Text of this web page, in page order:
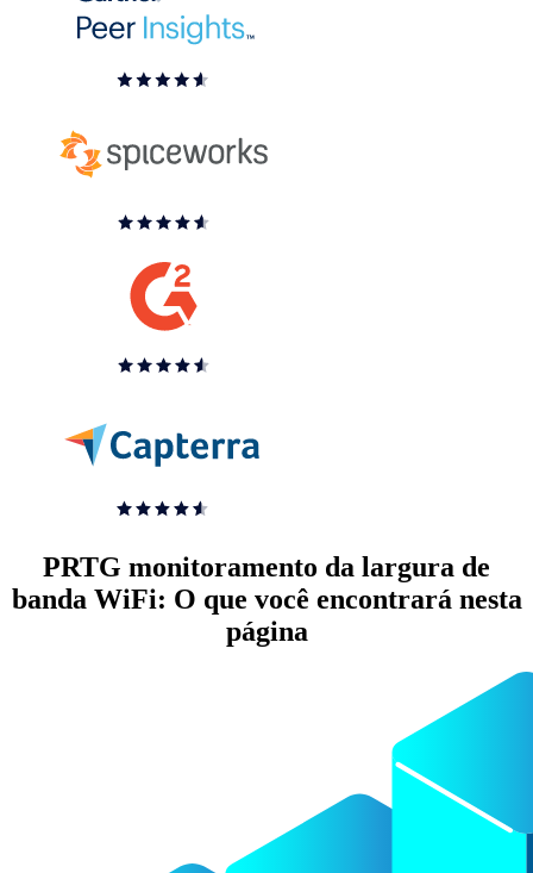
PRTG monitoramento da largura de
banda WiFi: O que você encontrará nesta
página